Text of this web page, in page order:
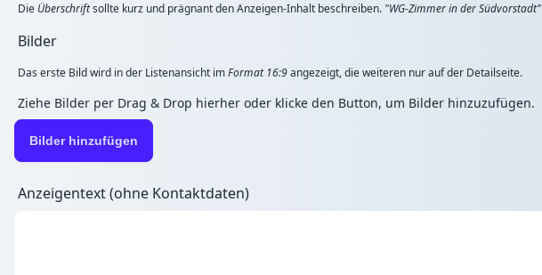
Die Überschriftsollte kurz und prägnant den Anzeigen-Inhalt beschreiben. "WG-Zimmer in der Südvorstadt"
Bilder
Das erste Bild wird in der Listenansicht imFormat 16:9angezeigt, die weiteren nur auf der Detailseite.
Ziehe Bilder per Drag & Drop hierher oder klicke den Button, um Bilder hinzuzufügen.
Bilder hinzufügen
Anzeigentext (ohne Kontaktdaten)